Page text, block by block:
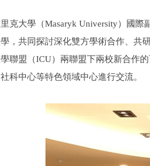
克大學（Masaryk University）國際
，共同探討深化雙方學術合作、共
聯盟（ICU）兩聯盟下兩校新合作
科中心等特色領域中心進行交流。